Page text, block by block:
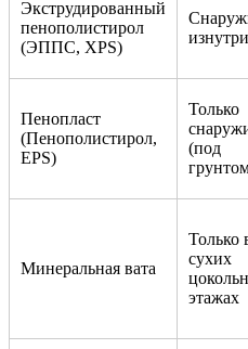
Экструдированный
пенополистирол
(ЭППС, XPS)
изнутри
Пенопласт
(Пенополистирол,
EPS)
Только
(под
Минеральная вата
Только
сухих
этажах